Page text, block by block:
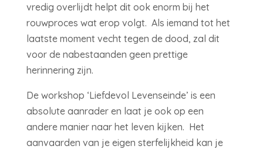
vredig overlijdt helpt dit ook enorm bij het
rouwproces wat erop volgt. Als iemand tot het
laatste moment vecht tegen de dood, zal dit
voor de nabestaanden geen prettige
herinnering zijn.
De workshop ‘Liefdevol Levenseinde’ is een
absolute aanrader en laat je ook op een
andere manier naar het leven kijken. Het
aanvaarden van je eigen sterfelijkheid kan je